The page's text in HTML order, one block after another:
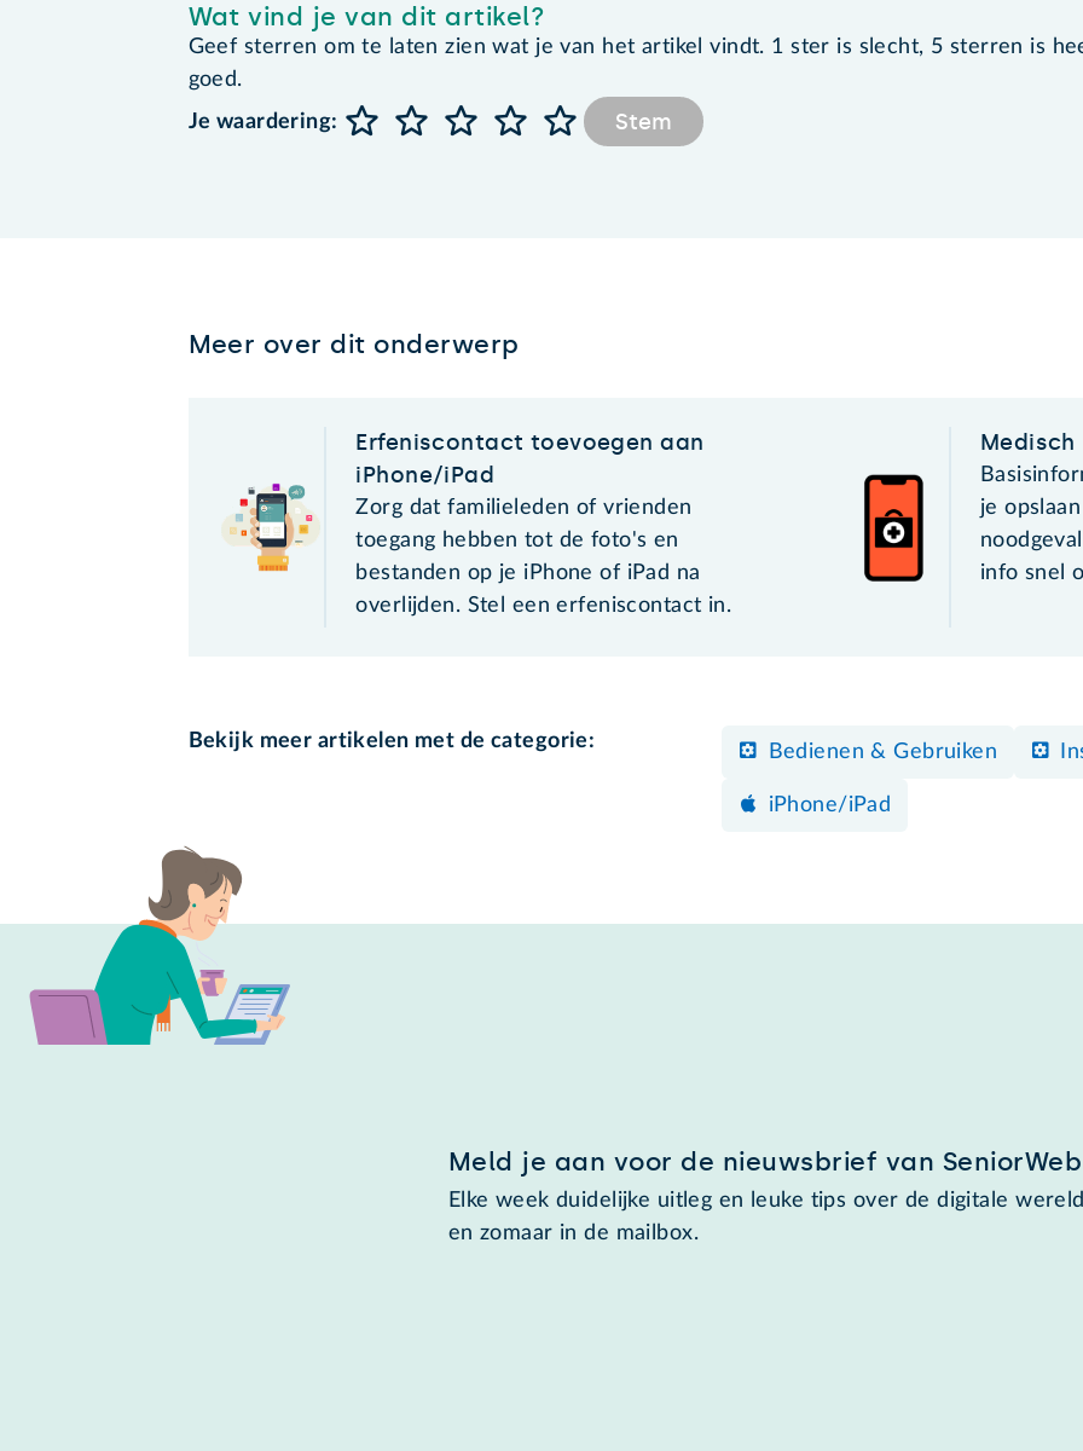
Wat vind je van dit artikel?
Geef sterren om te laten zien wat je van het artikel vindt. 1 ster is slecht, 5 sterren is
goed.
Je waardering:
Stem
Meer over dit onderwerp
Erfeniscontact toevoegen aan
iPhone/iPad
Zorg dat familieleden of vrienden
toegang hebben tot de foto's en
bestanden op je iPhone of iPad na
overlijden. Stel een erfeniscontact in.
Medisch
je
info snel
Bekijk meer artikelen met de categorie:
Bedienen & Gebruiken
iPhone/iPad
Meld je aan voor de nieuwsbrief van SeniorWeb
Elke week duidelijke uitleg en leuke tips over de digitale
en zomaar in de mailbox.